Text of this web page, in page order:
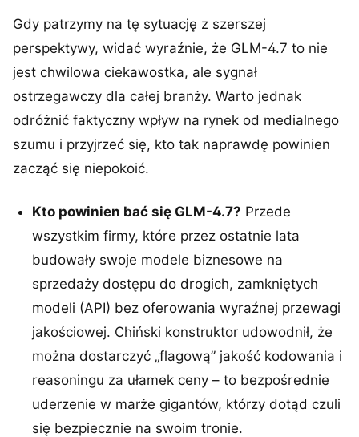
Gdy patrzymy na tę sytuację z szerszej
perspektywy, widać wyraźnie, że GLM-4.7 to nie
jest chwilowa ciekawostka, ale sygnał
ostrzegawczy dla całej branży. Warto jednak
odróżnić faktyczny wpływ na rynek od medialnego
szumu i przyjrzeć się, kto tak naprawdę powinien
zacząć się niepokoić.
Kto powinien bać się GLM-4.7? Przede
wszystkim firmy, które przez ostatnie lata
budowały swoje modele biznesowe na
sprzedaży dostępu do drogich, zamkniętych
modeli (API) bez oferowania wyraźnej przewagi
jakościowej. Chiński konstruktor udowodnił, że
można dostarczyć „flagową” jakość kodowania i
reasoningu za ułamek ceny – to bezpośrednie
uderzenie w marże gigantów, którzy dotąd czuli
się bezpiecznie na swoim tronie.